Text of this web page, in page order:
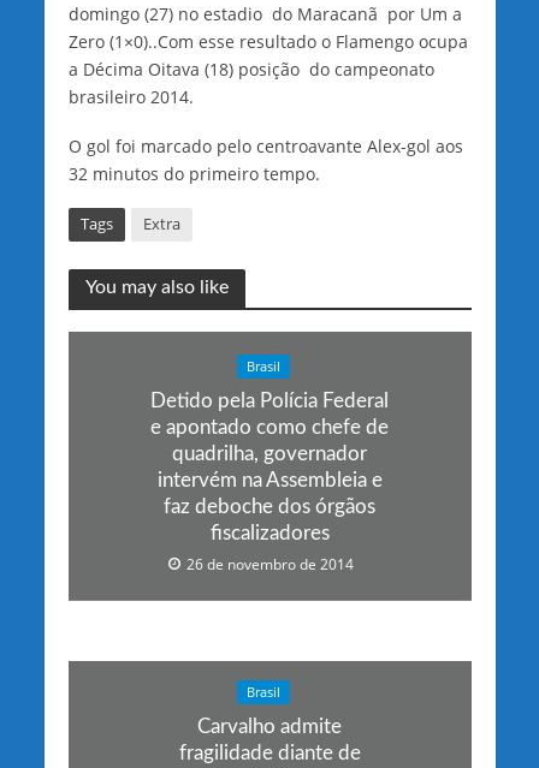
domingo (27) no estadio do Maracanã por Um a
Zero (1×0)..Com esse resultado o Flamengo ocupa
a Décima Oitava (18) posição do campeonato
brasileiro 2014.
O gol foi marcado pelo centroavante Alex-gol aos
32 minutos do primeiro tempo.
Tags Extra
You may also like
Brasil
Detido pela Polícia Federal
e apontado como chefe de
quadrilha, governador
intervém na Assembleia e
faz deboche dos órgãos
fiscalizadores
26 de novembro de 2014
Brasil
Carvalho admite
fragilidade diante de